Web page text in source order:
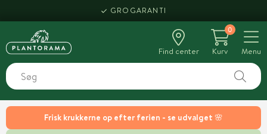
Frisk krukkerne op efter ferien - se udvalget 🌸
GROGARANTI
Find center
0
Kurv
Menu